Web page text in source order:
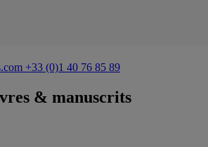
+33 (0)1 40 76 85 89
& manuscrits